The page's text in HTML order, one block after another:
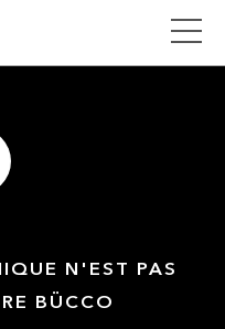
N'EST PAS
BÜCCO